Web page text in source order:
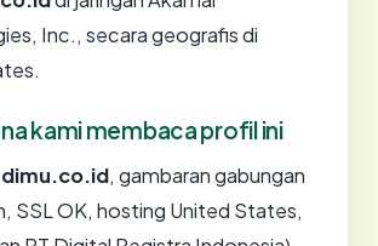
Inc., secara geografis di
kami membaca profil ini
, gambaran gabungan
SSL OK, hosting United States,